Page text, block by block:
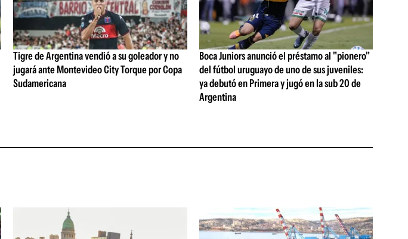
Tigre de Argentina vendió a su goleador y no
jugará ante Montevideo City Torque por Copa
Sudamericana
Boca Juniors anunció el préstamo al "pionero"
del fútbol uruguayo de uno de sus juveniles:
ya debutó en Primera y jugó en la sub 20 de
Argentina